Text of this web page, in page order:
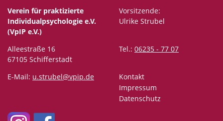
Verein für praktizierte
Individualpsychologie e.V.
(VpIP e.V.)
Vorsitzende:
Ulrike Strubel
Alleestraße 16
67105 Schifferstadt
Tel.: 06235 - 77 07
E-Mail: u.strubel@vpip.de
Kontakt
Impressum
Datenschutz